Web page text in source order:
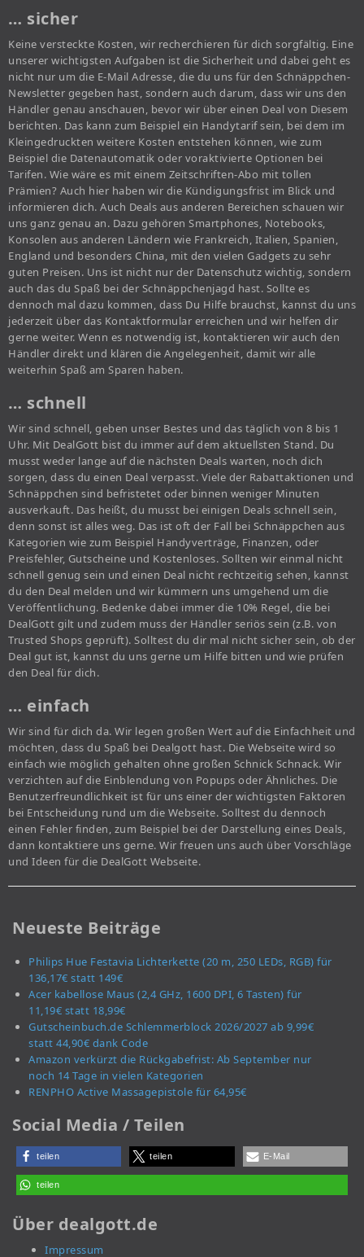
… sicher
Keine versteckte Kosten, wir recherchieren für dich sorgfältig. Eine
unserer wichtigsten Aufgaben ist die Sicherheit und dabei geht es
nicht nur um die E-Mail Adresse, die du uns für den Schnäppchen-
Newsletter gegeben hast, sondern auch darum, dass wir uns den
Händler genau anschauen, bevor wir über einen Deal von Diesem
berichten. Das kann zum Beispiel ein Handytarif sein, bei dem im
Kleingedruckten weitere Kosten entstehen können, wie zum
Beispiel die Datenautomatik oder voraktivierte Optionen bei
Tarifen. Wie wäre es mit einem Zeitschriften-Abo mit tollen
Prämien? Auch hier haben wir die Kündigungsfrist im Blick und
informieren dich. Auch Deals aus anderen Bereichen schauen wir
uns ganz genau an. Dazu gehören Smartphones, Notebooks,
Konsolen aus anderen Ländern wie Frankreich, Italien, Spanien,
England und besonders China, mit den vielen Gadgets zu sehr
guten Preisen. Uns ist nicht nur der Datenschutz wichtig, sondern
auch das du Spaß bei der Schnäppchenjagd hast. Sollte es
dennoch mal dazu kommen, dass Du Hilfe brauchst, kannst du uns
jederzeit über das Kontaktformular erreichen und wir helfen dir
gerne weiter. Wenn es notwendig ist, kontaktieren wir auch den
Händler direkt und klären die Angelegenheit, damit wir alle
weiterhin Spaß am Sparen haben.
… schnell
Wir sind schnell, geben unser Bestes und das täglich von 8 bis 1
Uhr. Mit DealGott bist du immer auf dem aktuellsten Stand. Du
musst weder lange auf die nächsten Deals warten, noch dich
sorgen, dass du einen Deal verpasst. Viele der Rabattaktionen und
Schnäppchen sind befristetet oder binnen weniger Minuten
ausverkauft. Das heißt, du musst bei einigen Deals schnell sein,
denn sonst ist alles weg. Das ist oft der Fall bei Schnäppchen aus
Kategorien wie zum Beispiel Handyverträge, Finanzen, oder
Preisfehler, Gutscheine und Kostenloses. Sollten wir einmal nicht
schnell genug sein und einen Deal nicht rechtzeitig sehen, kannst
du den Deal melden und wir kümmern uns umgehend um die
Veröffentlichung. Bedenke dabei immer die 10% Regel, die bei
DealGott gilt und zudem muss der Händler seriös sein (z.B. von
Trusted Shops geprüft). Solltest du dir mal nicht sicher sein, ob der
Deal gut ist, kannst du uns gerne um Hilfe bitten und wie prüfen
den Deal für dich.
… einfach
Wir sind für dich da. Wir legen großen Wert auf die Einfachheit und
möchten, dass du Spaß bei Dealgott hast. Die Webseite wird so
einfach wie möglich gehalten ohne großen Schnick Schnack. Wir
verzichten auf die Einblendung von Popups oder Ähnliches. Die
Benutzerfreundlichkeit ist für uns einer der wichtigsten Faktoren
bei Entscheidung rund um die Webseite. Solltest du dennoch
einen Fehler finden, zum Beispiel bei der Darstellung eines Deals,
dann kontaktiere uns gerne. Wir freuen uns auch über Vorschläge
und Ideen für die DealGott Webseite.
Neueste Beiträge
Philips Hue Festavia Lichterkette (20 m, 250 LEDs, RGB) für
136,17€ statt 149€
Acer kabellose Maus (2,4 GHz, 1600 DPI, 6 Tasten) für
11,19€ statt 18,99€
Gutscheinbuch.de Schlemmerblock 2026/2027 ab 9,99€
statt 44,90€ dank Code
Amazon verkürzt die Rückgabefrist: Ab September nur
noch 14 Tage in vielen Kategorien
RENPHO Active Massagepistole für 64,95€
Social Media / Teilen
teilen teilen E-Mail
teilen
Über dealgott.de
Impressum